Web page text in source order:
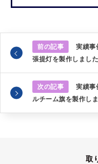
前の記事
実績事
張提灯を製作しました
次の記事
実績事
ルチーム旗を製作しま
取